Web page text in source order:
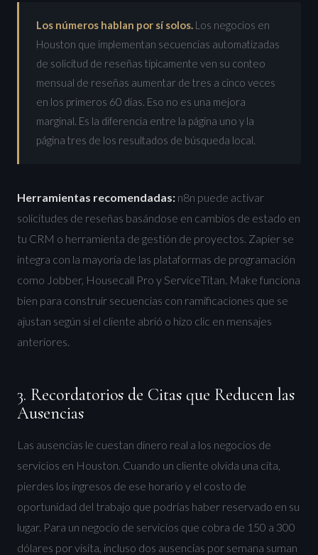
Los números hablan por sí solos. Los negocios en
Houston que implementan secuencias automatizadas
de solicitud de reseñas típicamente ven su conteo
mensual de reseñas aumentar de tres a cinco veces
en los primeros 60 días. Eso no es una mejora
marginal. Es la diferencia entre la página uno y la
página tres de los resultados de búsqueda local.
Herramientas recomendadas: n8n puede activar
solicitudes de reseñas basándose en cambios de estado en
tu CRM o herramienta de gestión de proyectos. Zapier se
integra con la mayoría de las plataformas de programación
como Jobber, Housecall Pro y ServiceTitan. Make funciona
bien para construir secuencias con ramificaciones que se
ajustan según si el cliente abrió o hizo clic en mensajes
anteriores.
3. Recordatorios de Citas que Reducen las
Ausencias
Las ausencias le cuestan dinero real a los negocios de
servicios en Houston. Cuando un cliente olvida una cita,
pierdes los ingresos de ese horario y el costo de
oportunidad del trabajo que podrías haber reservado en su
lugar. Para un negocio de servicios que cobra de 150 a 300
dólares por visita, incluso dos ausencias por semana suman